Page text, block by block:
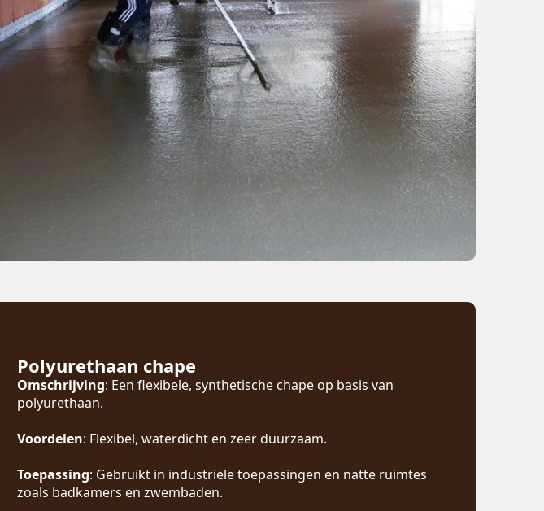
Polyurethaan chape
Omschrijving: Een flexibele, synthetische chape op basis van
polyurethaan.
Voordelen: Flexibel, waterdicht en zeer duurzaam.
Toepassing: Gebruikt in industriële toepassingen en natte ruimtes
zoals badkamers en zwembaden.